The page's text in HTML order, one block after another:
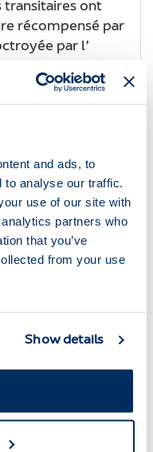
and ads, to
analyse our traffic.
use of our site with
partners who
that you’ve
from your use
Show details
transitaires ont
récompensé par
par l’
Noticias